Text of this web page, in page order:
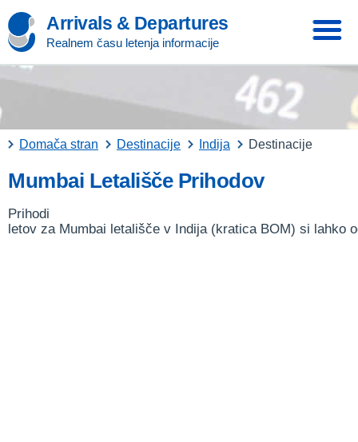
Arrivals & Departures
Realnem času letenja informacije
Domača stran Destinacije Indija Destinacije
Mumbai Letališče Prihodov
Prihodi
letov za Mumbai letališče v Indija (kratica BOM) si lahko